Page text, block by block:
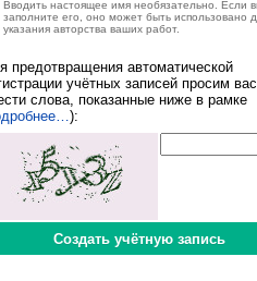
Вводить настоящее имя необязательно. Если
заполните его, оно может быть использовано
указания авторства ваших работ.
предотвращения автоматической
учётных записей просим вас
слова, показанные ниже в рамке
):